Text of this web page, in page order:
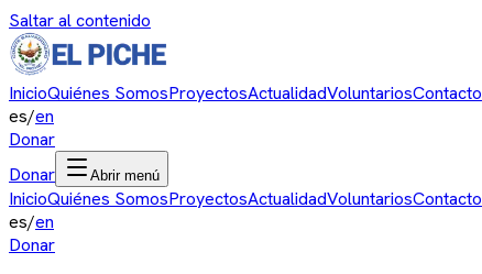
Saltar al contenido
InicioQuiénes SomosProyectosActualidadVoluntariosContacto
es/en
Donar
Donar
Abrir menú
InicioQuiénes SomosProyectosActualidadVoluntariosContacto
es/en
Donar